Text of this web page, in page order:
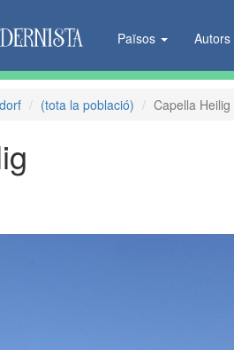
Països Autors
(tota la població) Capella Heilig